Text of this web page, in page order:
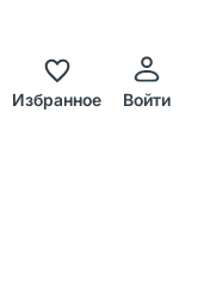
Избранное Войти